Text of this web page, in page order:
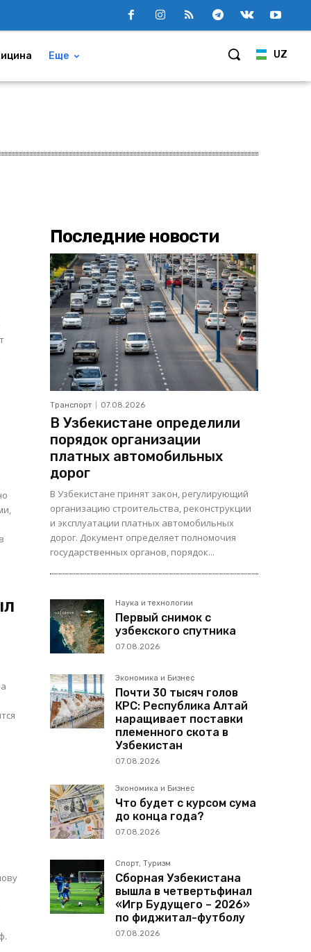
UZ
Еще
Последние новости
Транспорт 07.08.2026
В Узбекистане определили
порядок организации
платных автомобильных
дорог
В Узбекистане принят закон, регулирующий
организацию строительства, реконструкции
и эксплуатации платных автомобильных
дорог. Документ определяет полномочия
государственных органов, порядок...
Наука и технологии
Первый снимок с
узбекского спутника
07.08.2026
Экономика и Бизнес
Почти 30 тысяч голов
КРС: Республика Алтай
наращивает поставки
племенного скота в
Узбекистан
07.08.2026
Экономика и Бизнес
Что будет с курсом сума
до конца года?
07.08.2026
Спорт, Туризм
Сборная Узбекистана
вышла в четвертьфинал
«Игр Будущего – 2026»
по фиджитал-футболу
07.08.2026